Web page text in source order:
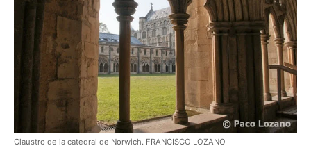
Claustro de la catedral de Norwich. FRANCISCO LOZANO